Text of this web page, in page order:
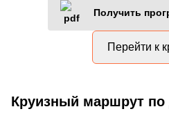
Получить
Перейти к
Круизный маршрут